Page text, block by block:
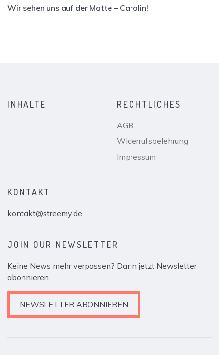
Wir sehen uns auf der Matte – Carolin!
INHALTE RECHTLICHES
AGB
Widerrufsbelehrung
Impressum
KONTAKT
kontakt@streemy.de
JOIN OUR NEWSLETTER
Keine News mehr verpassen? Dann jetzt Newsletter
abonnieren.
NEWSLETTER ABONNIEREN